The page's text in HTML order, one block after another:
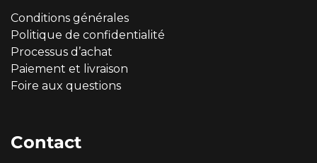
Conditions générales
Politique de confidentialité
Processus d’achat
Paiement et livraison
Foire aux questions
Contact